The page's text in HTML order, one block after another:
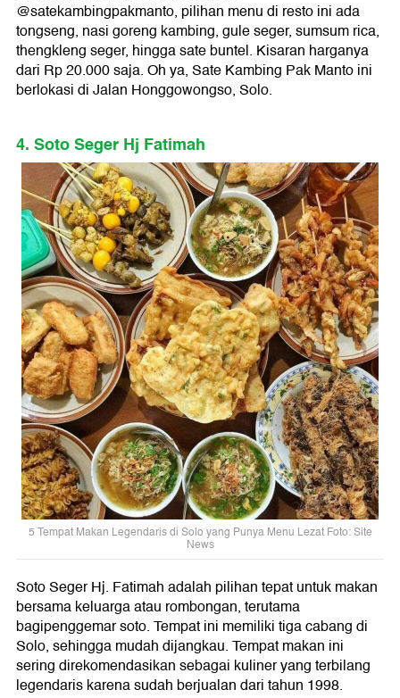
@satekambingpakmanto, pilihan menu di resto ini ada
tongseng, nasi goreng kambing, gule seger, sumsum rica,
thengkleng seger, hingga sate buntel. Kisaran harganya
dari Rp 20.000 saja. Oh ya, Sate Kambing Pak Manto ini
berlokasi di Jalan Honggowongso, Solo.
4. Soto Seger Hj Fatimah
5 Tempat Makan Legendaris di Solo yang Punya Menu Lezat Foto: Site
News
Soto Seger Hj. Fatimah adalah pilihan tepat untuk makan
bersama keluarga atau rombongan, terutama
bagipenggemar soto. Tempat ini memiliki tiga cabang di
Solo, sehingga mudah dijangkau. Tempat makan ini
sering direkomendasikan sebagai kuliner yang terbilang
legendaris karena sudah berjualan dari tahun 1998.